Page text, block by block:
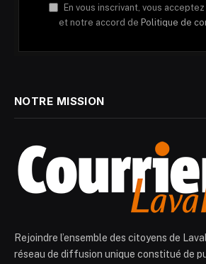
En vous inscrivant, vous
et notre accord de Politique de
NOTRE MISSION
Rejoindre l’ensemble des citoyens de
réseau de diffusion unique constitué de